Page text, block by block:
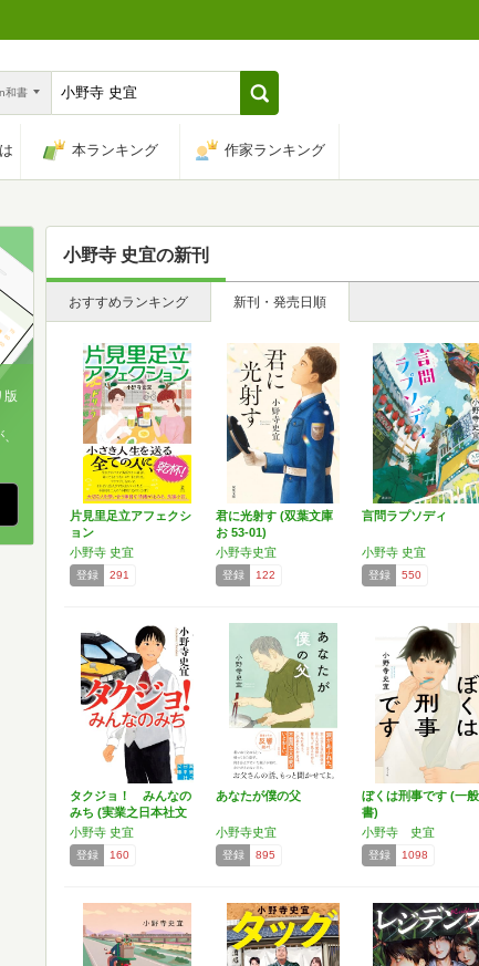
和書
本ランキング 作家ランキング
小野寺 史宜の新刊
おすすめランキング 新刊・発売日順
片見里足立アフェクシ
ョン
小野寺 史宜
登録 291
君に光射す (双葉文庫
お 53-01)
小野寺史宜
登録 122
言問ラプソディ
小野寺 史宜
登録 550
タクジョ！ みんなの
みち (実業之日本社文
庫)
小野寺 史宜
登録 160
あなたが僕の父
小野寺史宜
登録 895
ぼくは刑事です (一般
書)
小野寺 史宜
登録 1098
版